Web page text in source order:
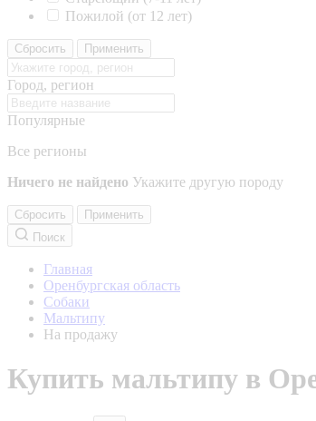
Пожилой (от 12 лет)
Сбросить Применить
Город, регион
Популярные
Все регионы
Ничего не найдено Укажите другую породу
Сбросить
Применить
Поиск
Главная
Оренбургская область
Собаки
Мальтипу
На продажу
Купить мальтипу в